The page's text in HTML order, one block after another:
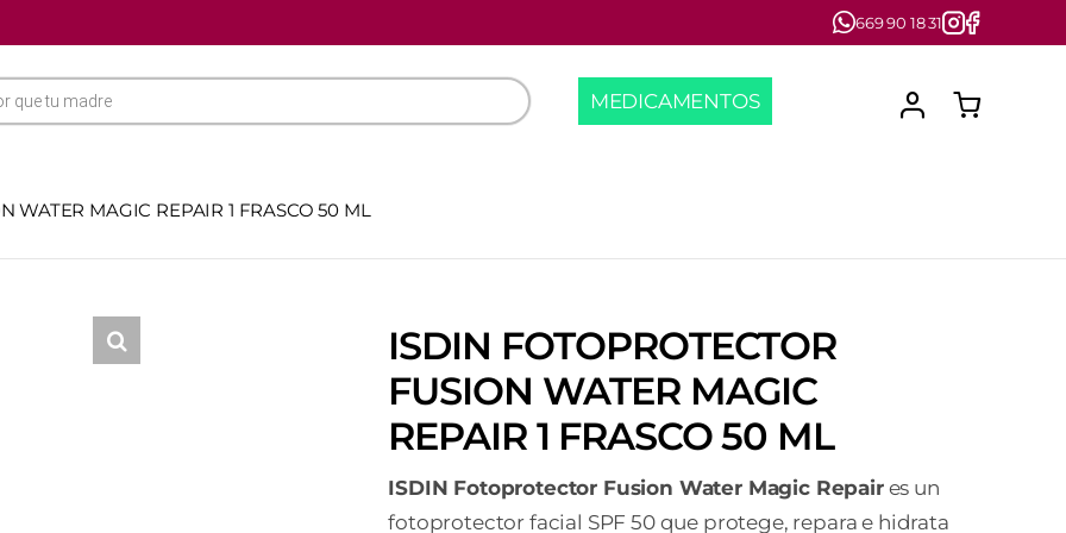
669 90 18 31
MEDICAMENTOS
WATER MAGIC REPAIR 1 FRASCO 50 ML
ISDIN FOTOPROTECTOR
FUSION WATER MAGIC
REPAIR 1 FRASCO 50 ML
ISDIN Fotoprotector Fusion Water Magic Repaires un
fotoprotector facial SPF 50 que protege, repara e hidrata